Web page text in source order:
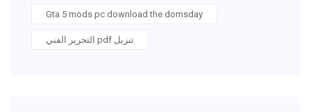
Gta 5 mods pc download the domsday
التحرير الفني pdf تنزيل